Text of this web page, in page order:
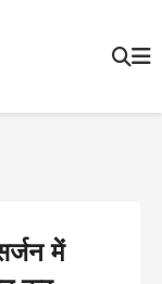
में